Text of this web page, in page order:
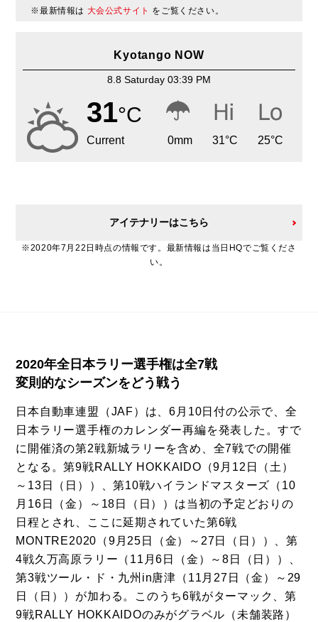
※最新情報は 大会公式サイト をご覧ください。
Kyotango NOW
8.8 Saturday 03:39 PM
31°C
Current 0mm 31°C 25°C
アイテナリーはこちら
※2020年7月22日時点の情報です。最新情報は当日HQでご覧くださ
い。
2020年全日本ラリー選手権は全7戦
変則的なシーズンをどう戦う
日本自動車連盟（JAF）は、6月10日付の公示で、全
日本ラリー選手権のカレンダー再編を発表した。すで
に開催済の第2戦新城ラリーを含め、全7戦での開催
となる。第9戦RALLY HOKKAIDO（9月12日（土）
～13日（日））、第10戦ハイランドマスターズ（10
月16日（金）～18日（日））は当初の予定どおりの
日程とされ、ここに延期されていた第6戦
MONTRE2020（9月25日（金）～27日（日））、第
4戦久万高原ラリー（11月6日（金）～8日（日））、
第3戦ツール・ド・九州in唐津（11月27日（金）～29
日（日））が加わる。このうち6戦がターマック、第
9戦RALLY HOKKAIDOのみがグラベル（未舗装路）